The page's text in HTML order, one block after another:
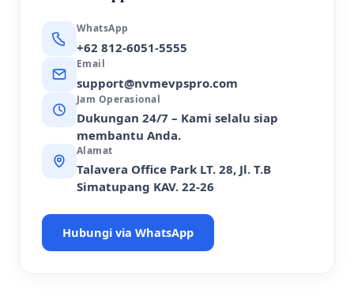
WhatsApp
+62 812-6051-5555
Email
support@nvmevpspro.com
Jam Operasional
Dukungan 24/7 – Kami selalu siap
membantu Anda.
Alamat
Talavera Office Park LT. 28, Jl. T.B
Simatupang KAV. 22-26
Hubungi via WhatsApp